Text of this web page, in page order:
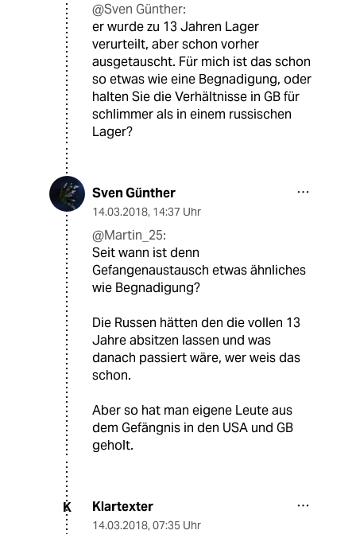
@Sven Günther:
er wurde zu 13 Jahren Lager
verurteilt, aber schon vorher
ausgetauscht. Für mich ist das schon
so etwas wie eine Begnadigung, oder
halten Sie die Verhältnisse in GB für
schlimmer als in einem russischen
Lager?
Sven Günther
14.03.2018, 14:37 Uhr
@Martin_25:
Seit wann ist denn
Gefangenaustausch etwas ähnliches
wie Begnadigung?
Die Russen hätten den die vollen 13
Jahre absitzen lassen und was
danach passiert wäre, wer weis das
schon.
Aber so hat man eigene Leute aus
dem Gefängnis in den USA und GB
geholt.
K Klartexter
14.03.2018, 07:35 Uhr